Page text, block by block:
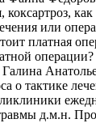
коксартроз,
или
платная
операции?
о тактике
д.м.н.